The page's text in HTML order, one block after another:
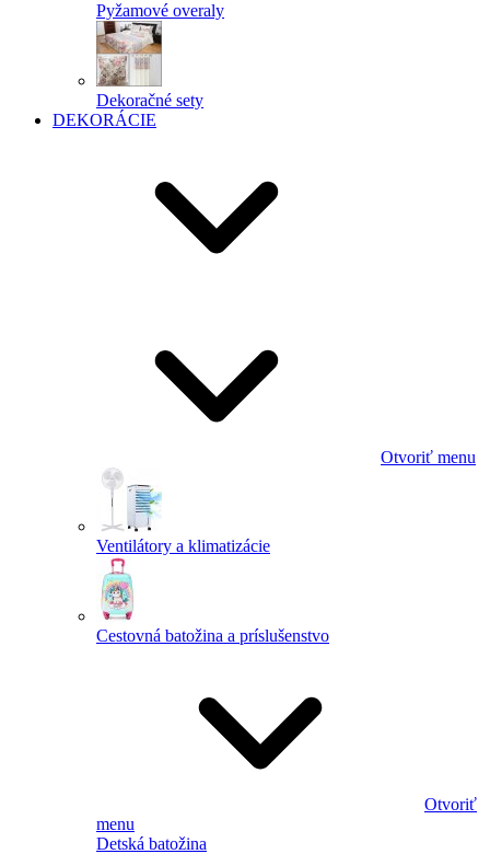
Pyžamové overaly
Dekoračné sety
DEKORÁCIE
Otvoriť menu
Ventilátory a klimatizácie
Cestovná batožina a príslušenstvo
Otvoriť
menu
Detská batožina